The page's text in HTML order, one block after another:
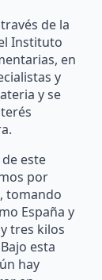
de la
Instituto
en
y
y se
este
por
tomando
España y
tres kilos
esta
hay